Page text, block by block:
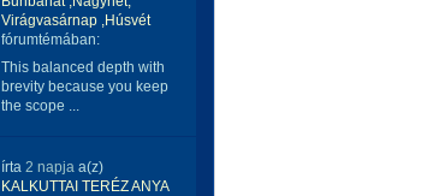
Virágvasárnap ,Húsvét
fórumtémában:
This balanced depth with
brevity because you keep
the scope ...
írta 2 napja a(z)
KALKUTTAI TERÉZ ANYA